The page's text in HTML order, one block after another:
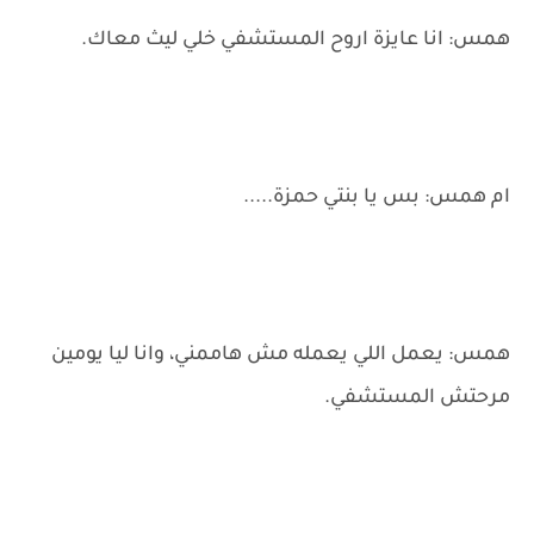
همس: انا عايزة اروح المستشفي خلي ليث معاك.
ام همس: بس يا بنتي حمزة.....
همس: يعمل اللي يعمله مش هاممني، وانا ليا يومين
مرحتش المستشفي.